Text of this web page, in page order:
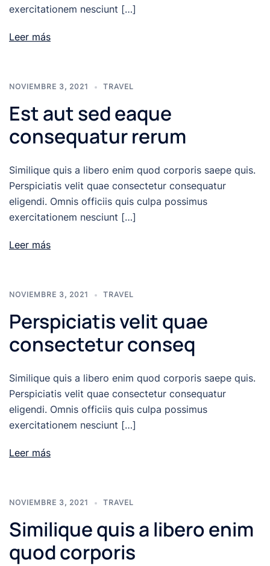
exercitationem nesciunt […]
Leer más
NOVIEMBRE 3, 2021 TRAVEL
Est aut sed eaque
consequatur rerum
Similique quis a libero enim quod corporis saepe quis.
Perspiciatis velit quae consectetur consequatur
eligendi. Omnis officiis quis culpa possimus
exercitationem nesciunt […]
Leer más
NOVIEMBRE 3, 2021 TRAVEL
Perspiciatis velit quae
consectetur conseq
Similique quis a libero enim quod corporis saepe quis.
Perspiciatis velit quae consectetur consequatur
eligendi. Omnis officiis quis culpa possimus
exercitationem nesciunt […]
Leer más
NOVIEMBRE 3, 2021 TRAVEL
Similique quis a libero enim
quod corporis